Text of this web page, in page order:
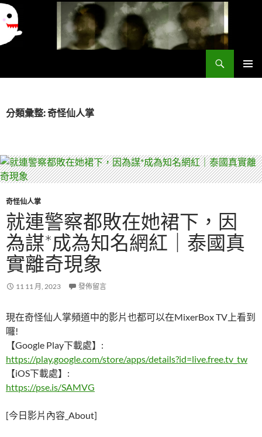
要
分類彙整: 奇怪仙人掌
奇怪仙人掌
就連警察都敗在她裙下，因
為謀*成為知名網紅｜泰國真
實離奇現象
11 11 月, 2023 發佈留言
現在奇怪仙人掌頻道中的影片也都可以在MixerBox TV上看到
囉!
【Google Play下載處】:
https://play.google.com/store/apps/details?id=live.free.tv_tw
【iOS下載處】:
https://pse.is/SAMVG
[今日影片內容_About]